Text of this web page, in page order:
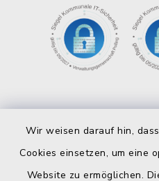
Wir weisen darauf hin,
Cookies einsetzen, um eine
Website zu ermöglichen.